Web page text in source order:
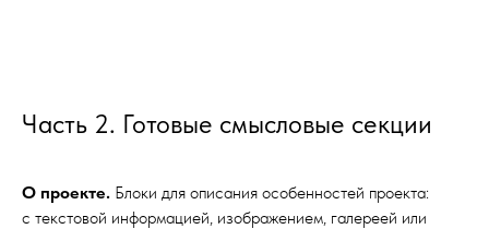
Часть 2. Готовые смысловые секции
О проекте. Блоки для описания особенностей проекта:
с текстовой информацией, изображением, галереей или